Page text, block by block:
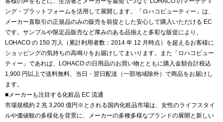
ング・プラットフォームを活用して展開します。「ロハコビューティー」は、
メーカー直取引の正規品のみの販売を前提とした安心して購入いただける EC
です。サンプルや限定品販売など厚みのある品揃えと多彩な販促により、
LOHACO の 150 万人（累計利用者数：2014 年 12 月時点）を超えるお客様に
ショッピングの気持ちの高鳴りをお届けしてまいります。また「ロハコビュー
ティー」であれば、LOHACO の日用品のお買い物とともに購入金額合計税込
1,900 円以上で送料無料、当日・翌日配送（一部地域除外）で商品をお届けし
ます。
■メーカーも注目する化粧品 EC 流通
市場規模約 2 兆 3,200 億円※とされる国内化粧品市場は、女性のライフスタイ
ルや価値観の多様化を背景に、メーカーの多種多様なブランドの展開と新しい